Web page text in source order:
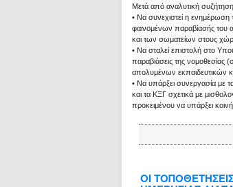
Μετά από αναλυτική
• Να συνεχιστεί η ενημέρωση
φαινομένων παραβίασής του
και των σωματείων στους
• Να σταλεί επιστολή στο
παραβιάσεις της νομοθεσίας
απολυμένων εκπαιδευτικών
• Να υπάρξει συνεργασία με
και τα ΚΞΓ σχετικά με
προκειμένου να υπάρξει
ΟΙ